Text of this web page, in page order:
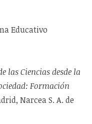
Educativo
las Ciencias desde la
Formación
Narcea S. A. de